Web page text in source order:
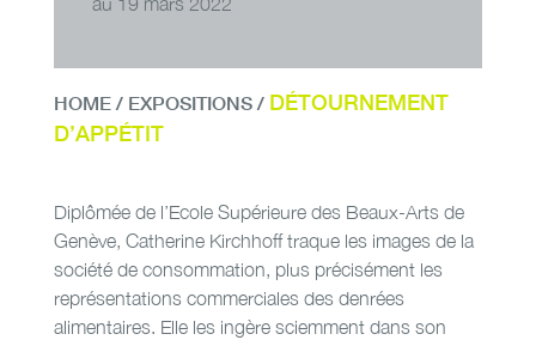
HOME/ EXPOSITIONS/ DÉTOURNEMENT
D’APPÉTIT
détournement
d’appétit
Diplômée de l’Ecole Supérieure des Beaux-Arts de
Genève, Catherine Kirchhoff traque les images de la
société de consommation, plus précisément les
représentations commerciales des denrées
alimentaires. Elle les ingère sciemment dans son